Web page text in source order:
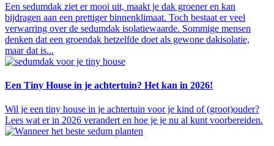
Een sedumdak ziet er mooi uit, maakt je dak groener en kan
bijdragen aan een prettiger binnenklimaat. Toch bestaat er veel
verwarring over de sedumdak isolatiewaarde. Sommige mensen
denken dat een groendak hetzelfde doet als gewone dakisolatie,
maar dat is...
Een Tiny House in je achtertuin? Het kan in 2026!
Wil je een tiny house in je achtertuin voor je kind of (groot)ouder?
Lees wat er in 2026 verandert en hoe je je nu al kunt voorbereiden.